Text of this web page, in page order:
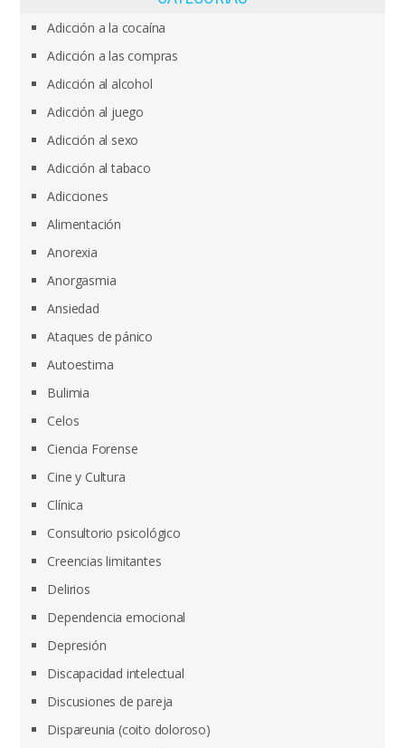
Adicción a la cocaína
Adicción a las compras
Adicción al alcohol
Adicción al juego
Adicción al sexo
Adicción al tabaco
Adicciones
Alimentación
Anorexia
Anorgasmia
Ansiedad
Ataques de pánico
Autoestima
Bulimia
Celos
Ciencia Forense
Cine y Cultura
Clínica
Consultorio psicológico
Creencias limitantes
Delirios
Dependencia emocional
Depresión
Discapacidad intelectual
Discusiones de pareja
Dispareunia (coito doloroso)